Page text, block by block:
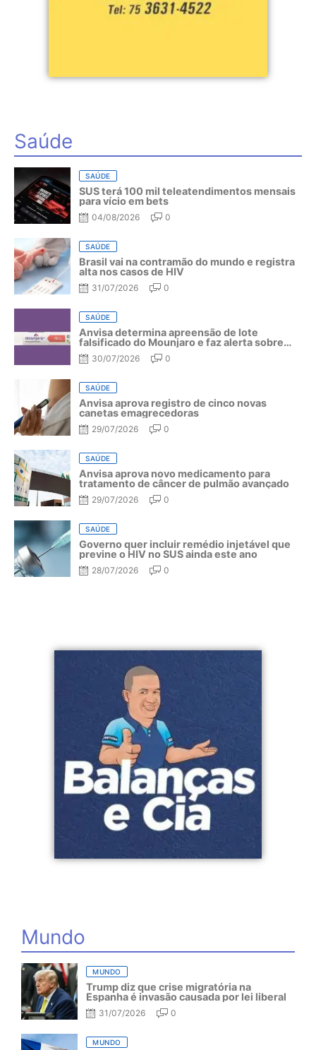
Saúde
SAÚDE
SUS terá 100 mil teleatendimentos mensais
para vício em bets
04/08/2026 0
SAÚDE
Brasil vai na contramão do mundo e registra
alta nos casos de HIV
31/07/2026 0
SAÚDE
Anvisa determina apreensão de lote
falsificado do Mounjaro e faz alerta sobre
riscos do medicamento
30/07/2026 0
SAÚDE
Anvisa aprova registro de cinco novas
canetas emagrecedoras
29/07/2026 0
SAÚDE
Anvisa aprova novo medicamento para
tratamento de câncer de pulmão avançado
29/07/2026 0
SAÚDE
Governo quer incluir remédio injetável que
previne o HIV no SUS ainda este ano
28/07/2026 0
Mundo
MUNDO
Trump diz que crise migratória na
Espanha é invasão causada por lei liberal
31/07/2026 0
MUNDO